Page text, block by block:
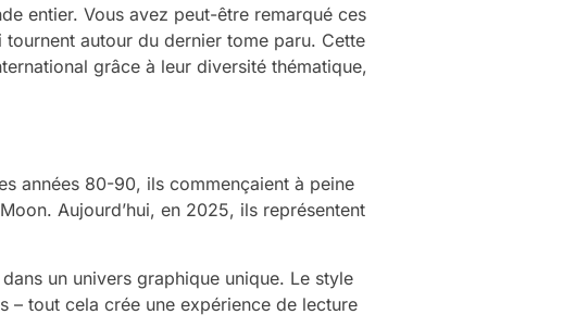
entier. Vous avez peut-être remarqué ces
autour du dernier tome paru. Cette
grâce à leur diversité thématique,
années 80-90, ils commençaient à peine
Aujourd’hui, en 2025, ils représentent
un univers graphique unique. Le style
– tout cela crée une expérience de lecture